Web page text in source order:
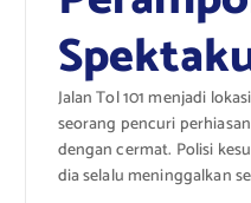
Jalan Tol 101 menjadi
seorang pencuri
dengan cermat. Polisi
dia selalu meninggalkan